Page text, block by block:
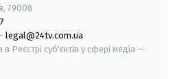
79008
legal@24tv.com.ua
Реєстрі суб'єктів у сфері медіа —